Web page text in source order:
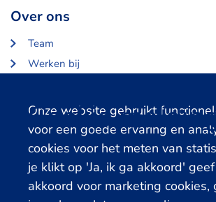
Cookie
Onze website gebruikt
voor een goede ervaring en
cookies voor het meten van
je klikt op 'Ja, ik ga akkoord'
akkoord voor marketing cookies,
Over ons
Team
Werken bij
Partners en opdrachtgevers
Gerelateerde databanken
LISS Data Archive
SHARE Data Access